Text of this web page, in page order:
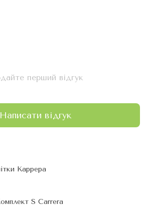
перший відгук
Написати відгук
Каррера
S Carrera